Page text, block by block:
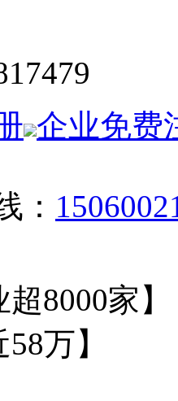
企业免费
：
8000家】
万】